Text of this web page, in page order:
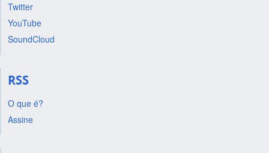
Twitter
YouTube
SoundCloud
RSS
O que é?
Assine